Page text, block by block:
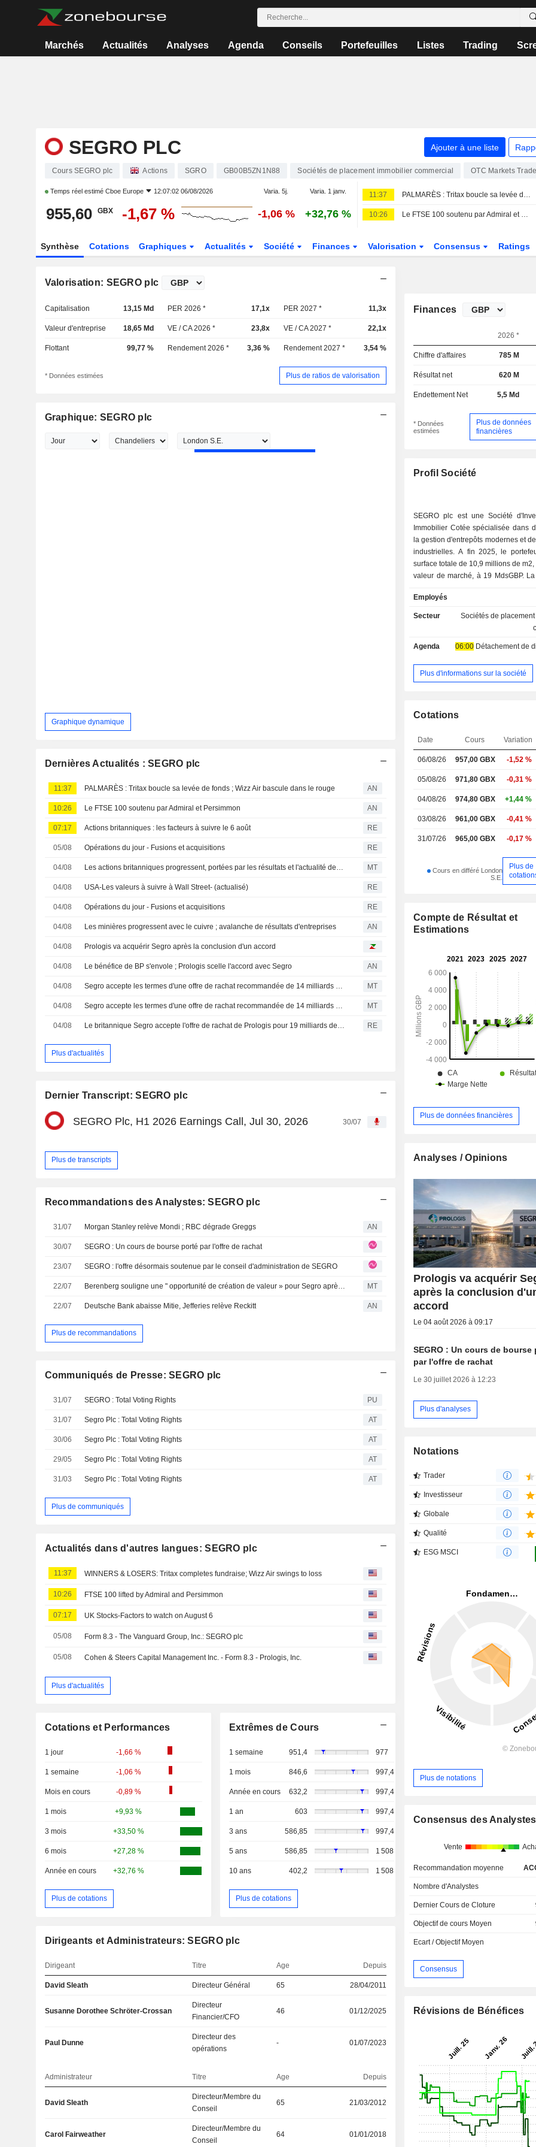
Marchés Actualités Analyses Agenda Conseils Portefeuilles Listes Trading
SEGRO PLC Ajouter à une liste
Cours SEGRO plc Actions SGRO GB00B5ZN1N88 Sociétés de placement immobilier commercial OTC Markets
Temps réel estimé Cboe Europe 12:07:02 06/08/2026 Varia. 5j. Varia. 1 janv.
955,60 GBX -1,67 % -1,06 % +32,76 %
11:37 PALMARÈS : Tritax boucle sa levée de fonds ; Wizz Air bascule dans le rouge
10:26 Le FTSE 100 soutenu par Admiral et Persimmon
Synthèse Cotations Graphiques Actualités Société Finances Valorisation Consensus Ratings
Valorisation: SEGRO plc
Capitalisation 13,15 Md PER 2026 * 17,1x PER 2027 * 11,3x
Valeur d'entreprise 18,65 Md VE / CA 2026 * 23,8x VE / CA 2027 * 22,1x
Flottant 99,77 % Rendement 2026 * 3,36 % Rendement 2027 * 3,54 %
* Données estimées Plus de ratios de valorisation
Graphique: SEGRO plc
Graphique dynamique
Dernières Actualités : SEGRO plc
11:37 PALMARÈS : Tritax boucle sa levée de fonds ; Wizz Air bascule dans le rouge AN
10:26 Le FTSE 100 soutenu par Admiral et Persimmon AN
07:17 Actions britanniques : les facteurs à suivre le 6 août RE
05/08 Opérations du jour - Fusions et acquisitions RE
04/08 Les actions britanniques progressent, portées par les résultats et l'actualité des entreprises MT
04/08 USA-Les valeurs à suivre à Wall Street- (actualisé) RE
04/08 Opérations du jour - Fusions et acquisitions RE
04/08 Les minières progressent avec le cuivre ; avalanche de résultats d'entreprises AN
04/08 Prologis va acquérir Segro après la conclusion d'un accord
04/08 Le bénéfice de BP s'envole ; Prologis scelle l'accord avec Segro AN
04/08 Segro accepte les termes d'une offre de rachat recommandée de 14 milliards de livres par Prologis MT
04/08 Segro accepte les termes d'une offre de rachat recommandée de 14 milliards de livres sterling par Prologis MT
04/08 Le britannique Segro accepte l'offre de rachat de Prologis pour 19 milliards de dollars sous la pression des investisseurs RE
Plus d'actualités
Dernier Transcript: SEGRO plc
SEGRO Plc, H1 2026 Earnings Call, Jul 30, 2026 30/07
Plus de transcripts
Recommandations des Analystes: SEGRO plc
31/07 Morgan Stanley relève Mondi ; RBC dégrade Greggs AN
30/07 SEGRO : Un cours de bourse porté par l'offre de rachat
23/07 SEGRO : l'offre désormais soutenue par le conseil d'administration de SEGRO
22/07 MT
22/07 Deutsche Bank abaisse Mitie, Jefferies relève Reckitt AN
Plus de recommandations
Communiqués de Presse: SEGRO plc
31/07 SEGRO : Total Voting Rights PU
31/07 Segro Plc : Total Voting Rights AT
30/06 Segro Plc : Total Voting Rights AT
29/05 Segro Plc : Total Voting Rights AT
31/03 Segro Plc : Total Voting Rights AT
Plus de communiqués
Actualités dans d'autres langues: SEGRO plc
11:37 WINNERS & LOSERS: Tritax completes fundraise; Wizz Air swings to loss
10:26 FTSE 100 lifted by Admiral and Persimmon
07:17 UK Stocks-Factors to watch on August 6
05/08 Form 8.3 - The Vanguard Group, Inc.: SEGRO plc
05/08 Cohen & Steers Capital Management Inc. - Form 8.3 - Prologis, Inc.
Plus d'actualités
Cotations et Performances
1 jour -1,66 %
1 semaine -1,06 %
Mois en cours -0,89 %
1 mois +9,93 %
3 mois +33,50 %
6 mois +27,28 %
Année en cours +32,76 %
Plus de cotations
Extrêmes de Cours
1 semaine 951,4 977
1 mois 846,6 997,4
Année en cours 632,2 997,4
1 an 603 997,4
3 ans 586,85 997,4
5 ans 586,85 1 508
10 ans 402,2 1 508
Plus de cotations
Dirigeants et Administrateurs: SEGRO plc
Dirigeant Titre Age Depuis
David Sleath Directeur Général 65 28/04/2011
Susanne Dorothee Schröter-Crossan
Directeur
Financier/CFO
46 01/12/2025
Paul Dunne
Directeur des
opérations
- 01/07/2023
Administrateur Titre Age Depuis
David Sleath
Directeur/Membre du
Conseil
65 21/03/2012
Carol Fairweather
Directeur/Membre du
Conseil
64 01/01/2018
Finances
2026 *
Chiffre d'affaires 785 M
Résultat net 620 M
Endettement Net 5,5 Md
* Données
estimées
Plus de données
financières
Profil Société
SEGRO plc est une Société
Immobilier Cotée spécialisée dans
la gestion d'entrepôts modernes et
industrielles. A fin 2025, le portefeuille, d'une
surface totale de 10,9 millions de m2,
valeur de marché, à 19 MdsGBP. La répartition
suivante : Royaume-Uni (62,1%)
Continentale (37,9%).
Employés
Secteur
Sociétés de
Agenda 06:00Détachement de dividende
Plus d'informations sur la société
Cotations
Date Cours Variation
06/08/26 957,00GBX -1,52 %
05/08/26 971,80 GBX -0,31 %
04/08/26 974,80 GBX +1,44 %
03/08/26 961,00 GBX -0,41 %
31/07/26 965,00 GBX -0,17 %
Cours en différé London
S.E.
Plus de
Compte de Résultat et
Estimations
Plus de données financières
Analyses / Opinions
Prologis va acquérir
après la conclusion
accord
Le 04 août 2026 à 09:17
SEGRO : Un cours de bourse
par l'offre de rachat
Le 30 juillet 2026 à 12:23
Plus d'analyses
Notations
Trader
Investisseur
Globale
Qualité
ESG MSCI
Plus de notations
Consensus des Analystes
Vente
Recommandation moyenne
Nombre d'Analystes
Dernier Cours de Cloture
Objectif de cours Moyen
Ecart / Objectif Moyen
Consensus
Révisions de Bénéfices